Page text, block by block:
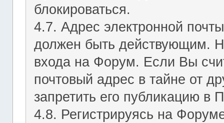
блокироваться.
4.7. Адрес электронной
должен быть действующим.
входа на Форум. Если Вы
почтовый адрес в тайне от
запретить его публикацию в
4.8. Регистрируясь на